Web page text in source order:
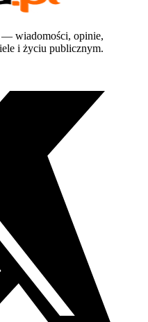
wiadomości, opinie,
i życiu publicznym.